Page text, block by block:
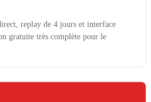
replay de 4 jours et interface
gratuite très complète pour le